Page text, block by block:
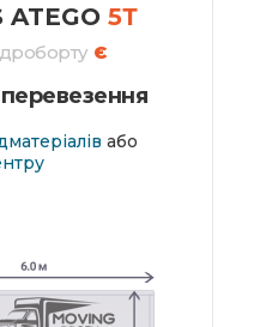
ATEGO 5Т
Є
або